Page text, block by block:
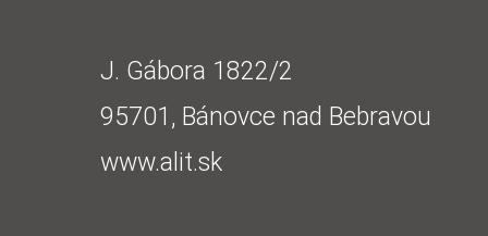
J. Gábora 1822/2
95701, Bánovce nad Bebravou
www.alit.sk